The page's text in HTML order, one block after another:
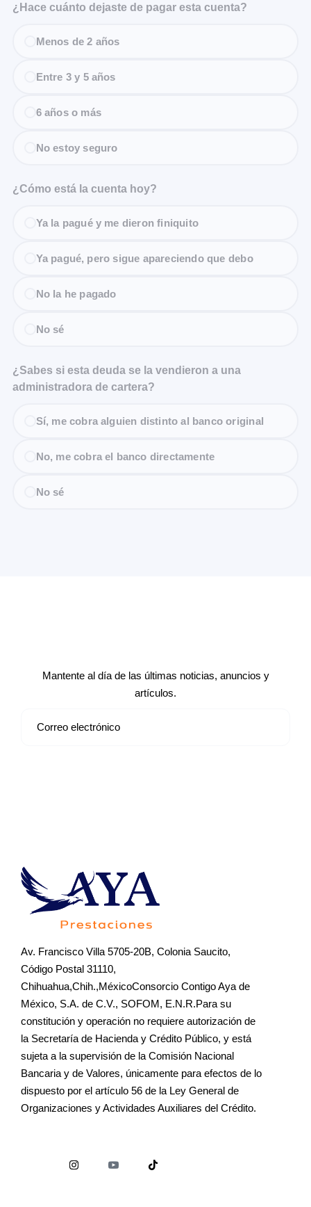
¿Hace cuánto dejaste de pagar esta cuenta?
Menos de 2 años
Entre 3 y 5 años
6 años o más
No estoy seguro
¿Cómo está la cuenta hoy?
Ya la pagué y me dieron finiquito
Ya pagué, pero sigue apareciendo que debo
No la he pagado
No sé
¿Sabes si esta deuda se la vendieron a una
administradora de cartera?
Sí, me cobra alguien distinto al banco original
No, me cobra el banco directamente
No sé
Mantente al día de las últimas noticias, anuncios y
artículos.
Av. Francisco Villa 5705-20B, Colonia Saucito,
Código Postal 31110,
Chihuahua,Chih.,MéxicoConsorcio Contigo Aya de
México, S.A. de C.V., SOFOM, E.N.R.Para su
constitución y operación no requiere autorización de
la Secretaría de Hacienda y Crédito Público, y está
sujeta a la supervisión de la Comisión Nacional
Bancaria y de Valores, únicamente para efectos de lo
dispuesto por el artículo 56 de la Ley General de
Organizaciones y Actividades Auxiliares del Crédito.